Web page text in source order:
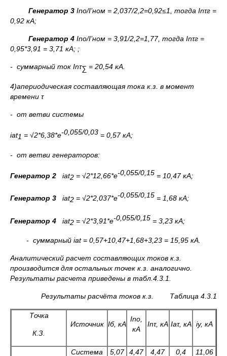
Генератор 3 Inо/I’ном = 2,037/2,2=0,92≤1, тогда Inτг =
0,92 кА;
Генератор 4 Inо/I’ном = 3,91/2,2=1,77, тогда Inτг =
0,95*3,91 = 3,71 кА; ;
- суммарный ток Inτ∑ = 20,54 кА.
4)апериодическая составляющая тока к.з. в момент
времени τ
- от ветви системы
iаt1 = √2*6,38*е-0,055/0,03 = 0,57 кА;
- от ветви генераторов:
Генератор 2 iаt2 = √2*12,66*е-0,055/0,15 = 10,47 кА;
Генератор 3 iаt2 = √2*2,037*е-0,055/0,15 = 1,68 кА;
Генератор 4 iаt2 = √2*3,91*е-0,055/0,15 = 3,23 кА;
- суммарный iаt = 0,57+10,47+1,68+3,23 = 15 ,95 кА.
Аналитический расчет составляющих токов к.з.
производится для остальных точек к.з. аналогично.
Результаты расчета приведены в табл. 4. 3.1.
Результаты расчёта токов к.з. Таблица 4.3.1
Точка
К.З.
Источник Iб, кА
Ino,
кА
Inτ, кА Iaτ, кА iу, кА
Система 5,07 4,47 4,47 0,4 11,06